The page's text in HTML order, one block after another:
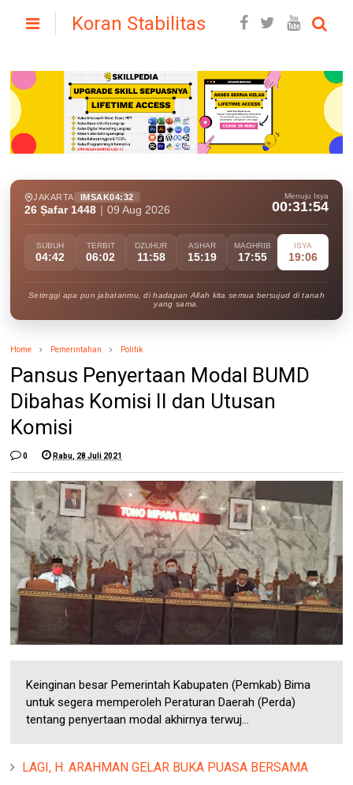
Koran Stabilitas
JAKARTA IMSAK04:32
26 Ṣafar 1448 09 Aug 2026
Menuju Isya
00:31:53
SUBUH
04:42
TERBIT
06:02
DZUHUR
11:58
ASHAR
15:19
MAGHRIB
17:55
ISYA
19:06
Setinggi apa pun jabatanmu, di hadapan Allah kita semua bersujud di tanah
yang sama.
Home Pemerintahan Politik
Pansus Penyertaan Modal BUMD
Dibahas Komisi II dan Utusan
Komisi
0 Rabu, 28 Juli 2021
Keinginan besar Pemerintah Kabupaten (Pemkab) Bima
untuk segera memperoleh Peraturan Daerah (Perda)
tentang penyertaan modal akhirnya terwuj...
LAGI, H. ARAHMAN GELAR BUKA PUASA BERSAMA